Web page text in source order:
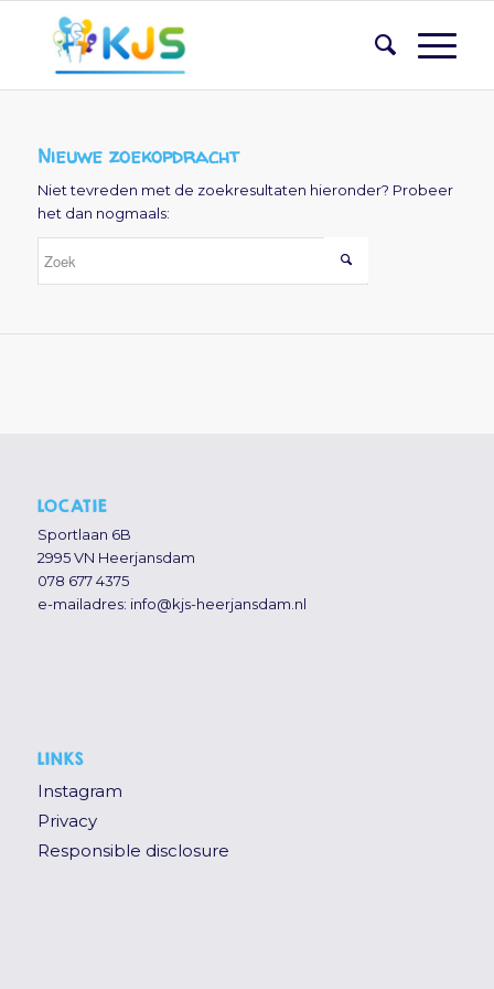
Nieuwe zoekopdracht
Niet tevreden met de zoekresultaten hieronder? Probeer
het dan nogmaals:
LOCATIE
Sportlaan 6B
2995 VN Heerjansdam
078 677 4375
e-mailadres: info@kjs-heerjansdam.nl
LINKS
Instagram
Privacy
Responsible disclosure